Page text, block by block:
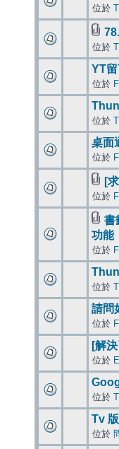
位於
位於
YT
位於
位於
桌面
位於
[
位於
書
功能
位於
位於
請問
位於
[解
位於
位於
Tv
位於